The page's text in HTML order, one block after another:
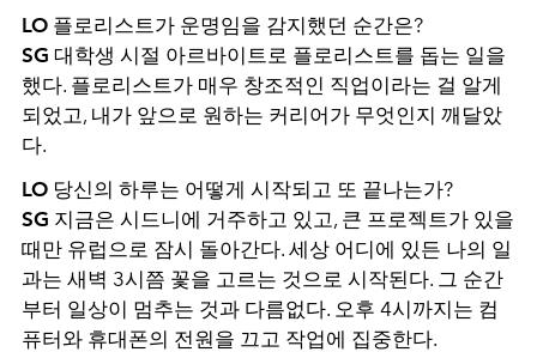
LO 플로리스트가 운명임을 감지했던 순간은?
SG 대학생 시절 아르바이트로 플로리스트를 돕는 일을
했다. 플로리스트가 매우 창조적인 직업이라는 걸 알게
되었고, 내가 앞으로 원하는 커리어가 무엇인지 깨달았
다.
LO 당신의 하루는 어떻게 시작되고 또 끝나는가?
SG 지금은 시드니에 거주하고 있고, 큰 프로젝트가 있을
때만 유럽으로 잠시 돌아간다. 세상 어디에 있든 나의 일
과는 새벽 3시쯤 꽃을 고르는 것으로 시작된다. 그 순간
부터 일상이 멈추는 것과 다름없다. 오후 4시까지는 컴
퓨터와 휴대폰의 전원을 끄고 작업에 집중한다.